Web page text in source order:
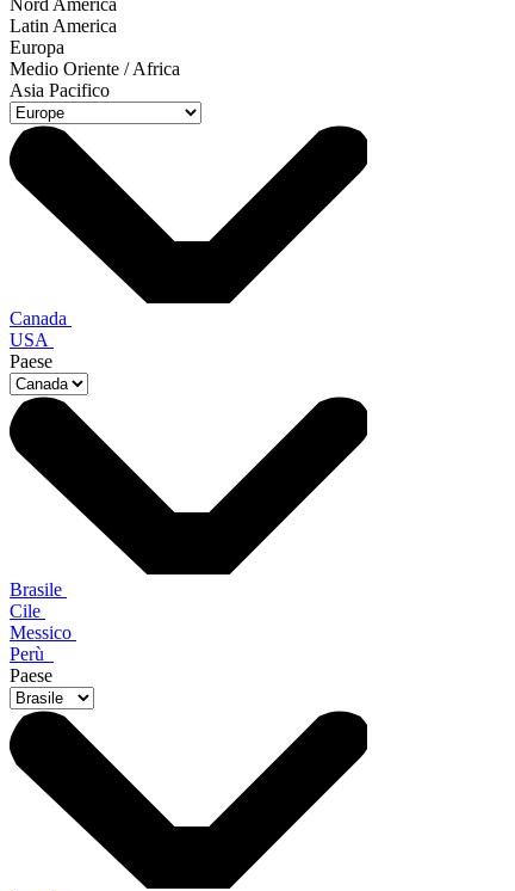
Latin America
Europa
Medio Oriente / Africa
Asia Pacifico
Canada
USA
Paese
Brasile
Cile
Messico
Perù
Paese